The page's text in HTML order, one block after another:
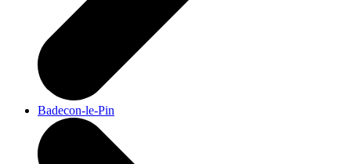
Badecon-le-Pin